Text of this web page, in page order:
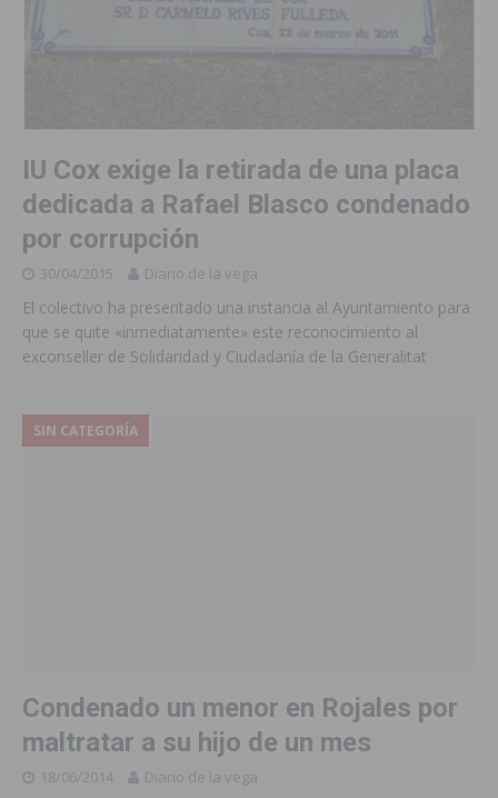
IU Cox exige la retirada de una placa
dedicada a Rafael Blasco condenado
por corrupción
30/04/2015 Diario de la vega
El colectivo ha presentado una instancia al Ayuntamiento para
que se quite «inmediatamente» este reconocimiento al
exconseller de Solidaridad y Ciudadanía de la Generalitat
SIN CATEGORÍA
Condenado un menor en Rojales por
maltratar a su hijo de un mes
18/06/2014 Diario de la vega